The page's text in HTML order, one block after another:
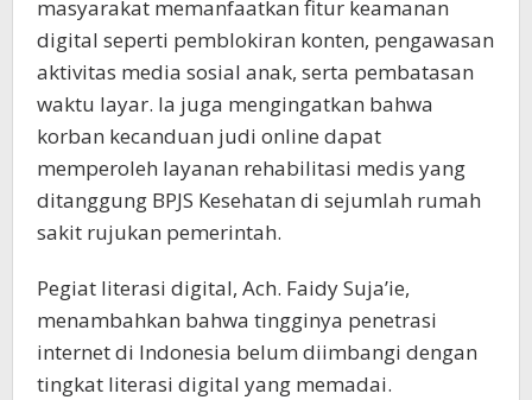
masyarakat memanfaatkan fitur keamanan
digital seperti pemblokiran konten, pengawasan
aktivitas media sosial anak, serta pembatasan
waktu layar. Ia juga mengingatkan bahwa
korban kecanduan judi online dapat
memperoleh layanan rehabilitasi medis yang
ditanggung BPJS Kesehatan di sejumlah rumah
sakit rujukan pemerintah.
Pegiat literasi digital, Ach. Faidy Suja’ie,
menambahkan bahwa tingginya penetrasi
internet di Indonesia belum diimbangi dengan
tingkat literasi digital yang memadai.